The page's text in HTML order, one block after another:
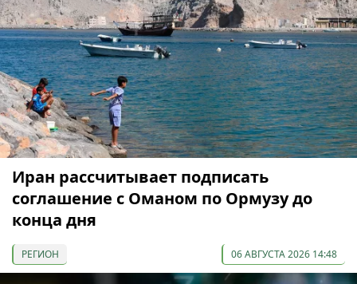
Иран рассчитывает подписать
соглашение с Оманом по Ормузу до
конца дня
РЕГИОН 06 АВГУСТА 2026 14:48